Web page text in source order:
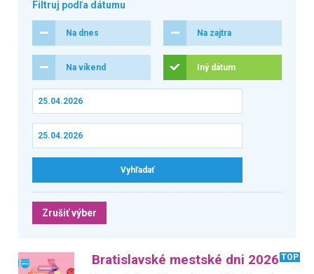
Filtruj podľa dátumu
Na dnes Na zajtra
Na víkend Iný dátum
Zrušiť výber
Bratislavské mestské dni 2026 TOP